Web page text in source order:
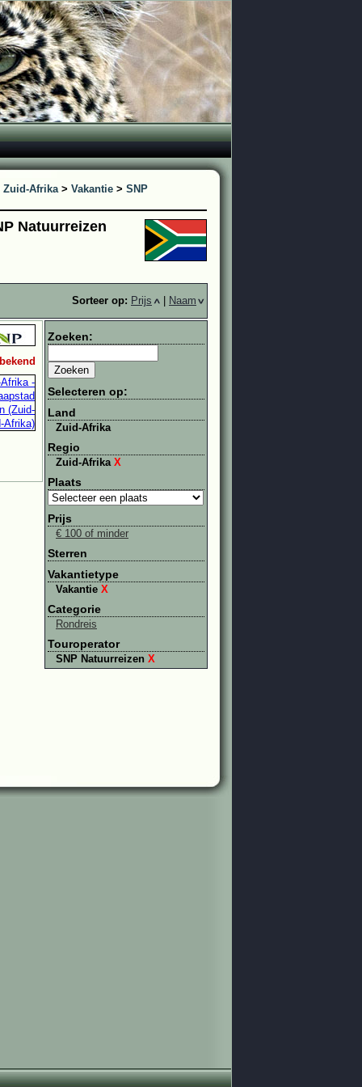
Zuid-Afrika> Vakantie > SNP
Natuurreizen
Sorteer op: Prijs Naam
Zoeken:
Selecteren op:
Land
Zuid-Afrika
Regio
Zuid-Afrika X
Plaats
Prijs
€ 100 of minder
Sterren
Vakantietype
Vakantie X
Categorie
Rondreis
Touroperator
SNP Natuurreizen X